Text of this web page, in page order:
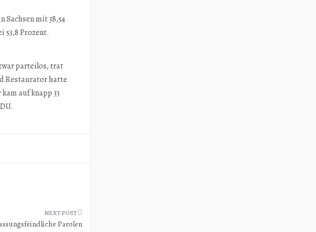
mit 38,54
53,8 Prozent.
parteilos, trat
Restaurator hatte
auf knapp 33
Parolen